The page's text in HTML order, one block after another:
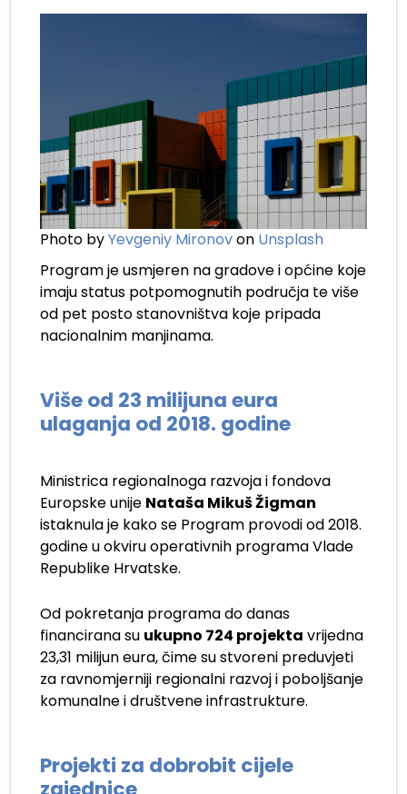
Photo byYevgeniy Mironovon Unsplash
Program je usmjeren na gradove i općine koje
imaju status potpomognutih područja te više
od pet posto stanovništva koje pripada
nacionalnim manjinama.
Više od 23 milijuna eura
ulaganja od 2018. godine
Ministrica regionalnoga razvoja i fondova
Europske unije Nataša Mikuš Žigman
istaknula je kako se Program provodi od 2018.
godine u okviru operativnih programa Vlade
Republike Hrvatske.
Od pokretanja programa do danas
financirana su ukupno 724 projekta vrijedna
23,31 milijun eura, čime su stvoreni preduvjeti
za ravnomjerniji regionalni razvoj i poboljšanje
komunalne i društvene infrastrukture.
Projekti za dobrobit cijele